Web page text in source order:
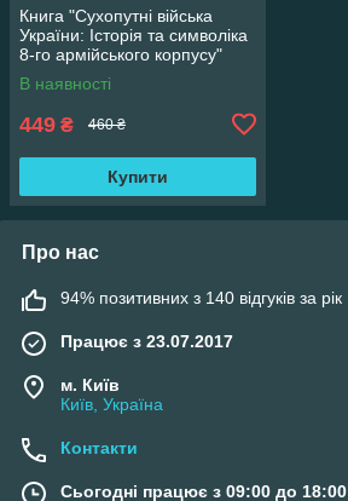
Книга "Сухопутні війська
України: Історія та символіка
8-го армійського корпусу"
Михайло Слободянюк
В наявності
449 ₴ 460 ₴
Купити
Про нас
94% позитивних з 140 відгуків за рік
Працює з 23.07.2017
м. Київ
Київ, Україна
Контакти
Сьогодні працює з 09:00 до 18:00